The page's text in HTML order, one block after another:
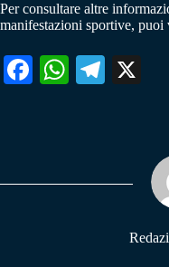
Per consultare altre
manifestazioni sportive, puoi
Fa W
pp
Te
m